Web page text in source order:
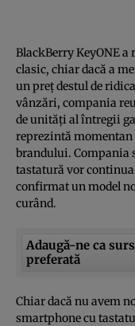
BlackBerry KeyONE
clasic, chiar dacă a
un preţ destul de
vânzări, compania
de unităţi al întregii
reprezintă momentan
brandului. Compania
tastatură vor
confirmat un model
curând.
Adaugă-ne ca
preferată
Chiar dacă nu avem
smartphone cu